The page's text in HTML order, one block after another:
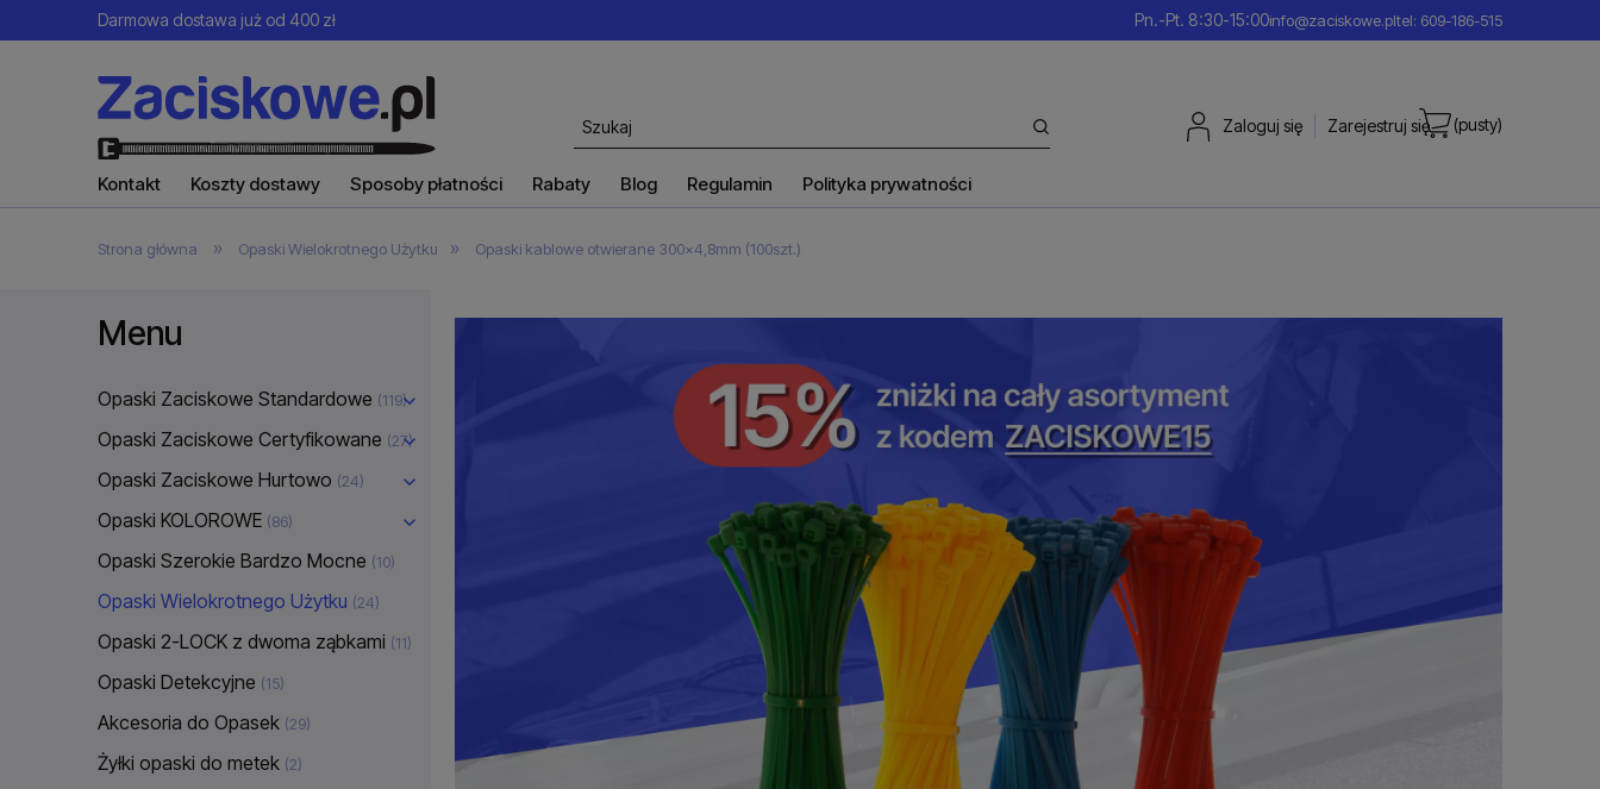
Darmowa dostawa już od 400 zł Pn.-Pt. 8:30-15:00info@zaciskowe.pltel: 609-186-515
Zarejestruj się
Zaloguj się (pusty)
Kontakt Koszty dostawy Sposoby płatności Rabaty Blog Regulamin Polityka prywatności
Strona główna » Opaski Wielokrotnego Użytku » Opaski kablowe otwierane 300x4,8mm (100szt.)
Menu
Opaski Zaciskowe Standardowe (119)
Opaski Zaciskowe Certyfikowane (27)
Opaski Zaciskowe Hurtowo (24)
Opaski KOLOROWE (86)
Opaski Szerokie Bardzo Mocne (10)
Opaski Wielokrotnego Użytku (24)
Opaski 2-LOCK z dwoma ząbkami (11)
Opaski Detekcyjne (15)
Akcesoria do Opasek (29)
Żyłki opaski do metek (2)